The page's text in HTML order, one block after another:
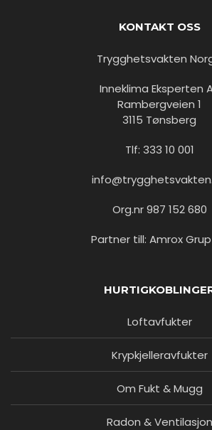
KONTAKT OSS
Trygghetsvakten
Inneklima Eksperten
Rambergveien 1
3115 Tønsberg
Tlf: 333 10 001
Org.nr 987 152 680
Partner till: Amrox Grup
Loftavfukter
Krypkjelleravfukter
Om Fukt & Mugg
Radon & Ventilasjon